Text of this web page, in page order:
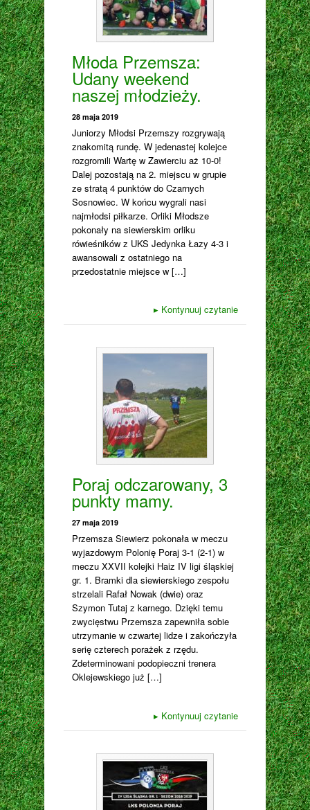
Młoda Przemsza:
Udany weekend
naszej młodzieży.
28 maja 2019
Juniorzy Młodsi Przemszy rozgrywają
znakomitą rundę. W jedenastej kolejce
rozgromili Wartę w Zawierciu aż 10-0!
Dalej pozostają na 2. miejscu w grupie
ze stratą 4 punktów do Czarnych
Sosnowiec. W końcu wygrali nasi
najmłodsi piłkarze. Orliki Młodsze
pokonały na siewierskim orliku
rówieśników z UKS Jedynka Łazy 4-3 i
awansowali z ostatniego na
przedostatnie miejsce w […]
▸ Kontynuuj czytanie
Poraj odczarowany, 3
punkty mamy.
27 maja 2019
Przemsza Siewierz pokonała w meczu
wyjazdowym Polonię Poraj 3-1 (2-1) w
meczu XXVII kolejki Haiz IV ligi śląskiej
gr. 1. Bramki dla siewierskiego zespołu
strzelali Rafał Nowak (dwie) oraz
Szymon Tutaj z karnego. Dzięki temu
zwycięstwu Przemsza zapewniła sobie
utrzymanie w czwartej lidze i zakończyła
serię czterech porażek z rzędu.
Zdeterminowani podopieczni trenera
Oklejewskiego już […]
▸ Kontynuuj czytanie